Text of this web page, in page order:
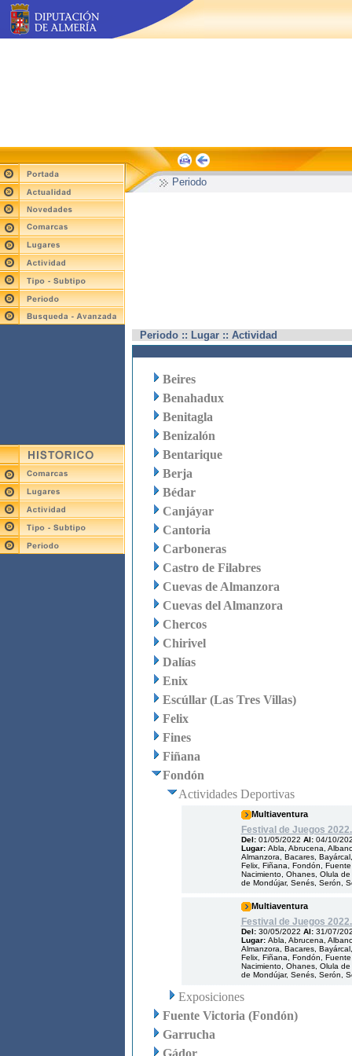
Periodo
Periodo :: Lugar :: Actividad
Beires
Benahadux
Benitagla
Benizalón
Bentarique
Berja
Bédar
Canjáyar
Cantoria
Carboneras
Castro de Filabres
Cuevas de Almanzora
Cuevas del Almanzora
Chercos
Chirivel
Dalías
Enix
Escúllar (Las Tres Villas)
Felix
Fines
Fiñana
Fondón
Actividades Deportivas
Multiaventura
Festival de Juegos
Del: 01/05/2022 Al: 04/10/
Lugar: Abla, Abrucena,
Almanzora, Bacares,
Felix, Fiñana, Fondón,
Nacimiento, Ohanes, Olula
de Mondújar, Senés, Serón,
Multiaventura
Festival de Juegos
Del: 30/05/2022 Al: 31/07/
Lugar: Abla, Abrucena,
Almanzora, Bacares,
Felix, Fiñana, Fondón,
Nacimiento, Ohanes, Olula
de Mondújar, Senés, Serón,
Exposiciones
Fuente Victoria (Fondón)
Garrucha
Gádor